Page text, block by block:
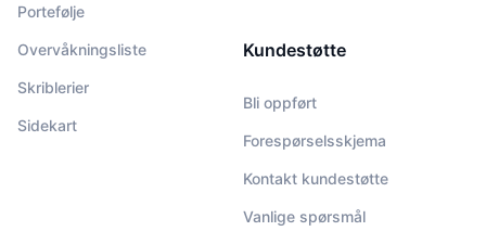
Portefølje
Overvåkningsliste
Skriblerier
Sidekart
Kundestøtte
Bli oppført
Forespørselsskjema
Kontakt kundestøtte
Vanlige spørsmål